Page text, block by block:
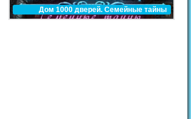
Дом 1000 дверей. Семейные тайны